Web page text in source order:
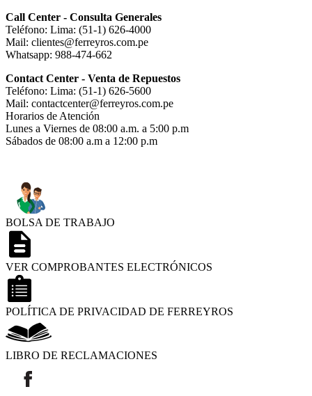
Call Center - Consulta Generales
Teléfono: Lima: (51-1) 626-4000
Mail: clientes@ferreyros.com.pe
Whatsapp: 988-474-662
Contact Center - Venta de Repuestos
Teléfono: Lima: (51-1) 626-5600
Mail: contactcenter@ferreyros.com.pe
Horarios de Atención
Lunes a Viernes de 08:00 a.m. a 5:00 p.m
Sábados de 08:00 a.m a 12:00 p.m
BOLSA DE TRABAJO
VER COMPROBANTES ELECTRÓNICOS
POLÍTICA DE PRIVACIDAD DE FERREYROS
LIBRO DE RECLAMACIONES